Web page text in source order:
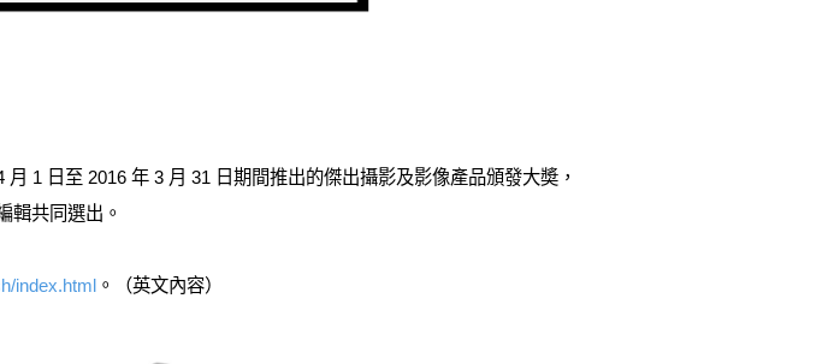
1 日至 2016 年 3 月 31 日期間推出的傑出攝影及影像產品頒發大奬，
輯共同選出。
index.html 。（英文內容）